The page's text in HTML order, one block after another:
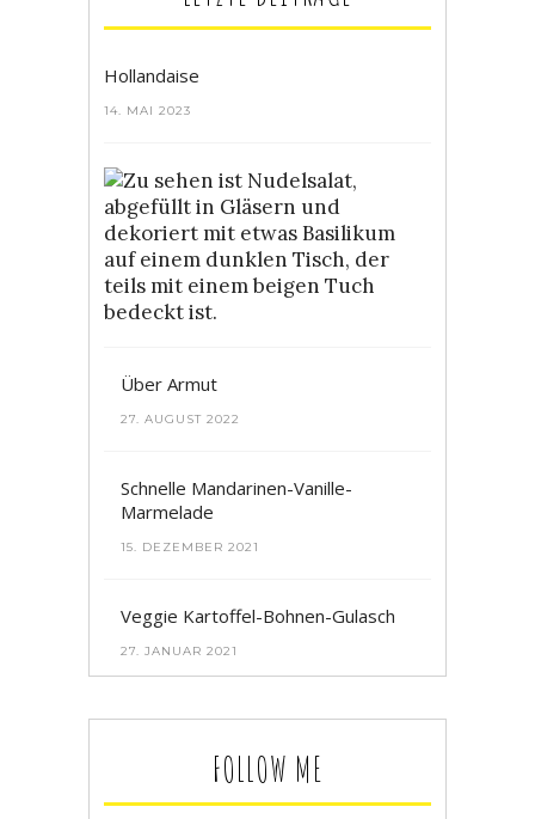
Hollandaise
14. MAI 2023
Über Armut
27. AUGUST 2022
Schnelle Mandarinen-Vanille-
Marmelade
15. DEZEMBER 2021
Veggie Kartoffel-Bohnen-Gulasch
27. JANUAR 2021
FOLLOW ME